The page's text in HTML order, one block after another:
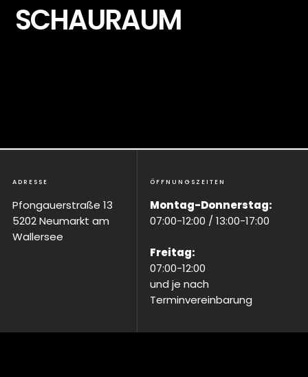
SCHAURAUM
ADRESSE
Pfongauerstraße 13
5202 Neumarkt am
Wallersee
ÖFFNUNGSZEITEN
Montag-Donnerstag:
07:00-12:00 / 13:00-17:00
Freitag:
07:00-12:00
und je nach
Terminvereinbarung